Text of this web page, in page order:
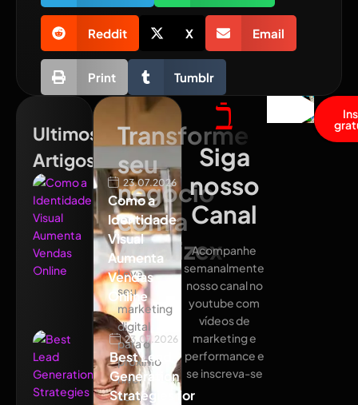
Ultimos
Artigos
23.07.2026
Como a
Identidade
Visual
Aumenta
Vendas
Online
23.07.2026
Best Lead
Generation
Strategies for
Transforme
seu
negócio
com a
Atualizex
Leve
seu
marketing
digital
para o
próximo
nível
com
Siga
nosso
Canal
Acompanhe
semanalmente
nosso canal no
youtube com
vídeos de
marketing e
performance e
se inscreva-se
Reddit X Email
Print Tumblr